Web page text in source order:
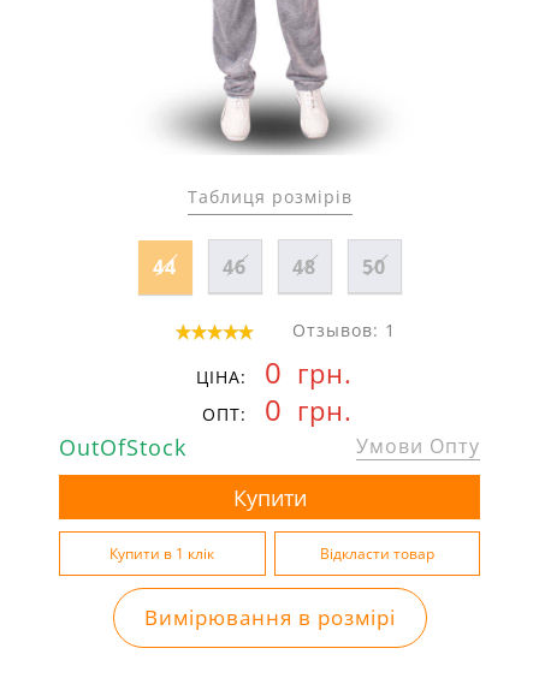
Таблиця розмірів
44 46 48 50
Отзывов: 1
ЦІНА: 0 грн.
ОПТ: 0 грн.
OutOfStock Умови Опту
Вимірювання в розмірі